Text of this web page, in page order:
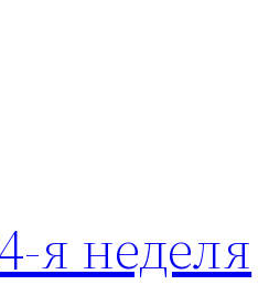
я неделя